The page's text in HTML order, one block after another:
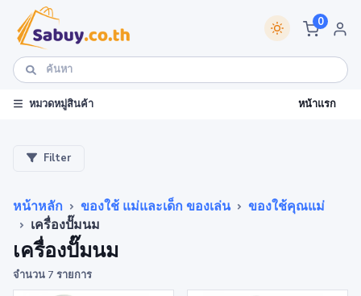
0
หมวดหมู่สินค้า หน้าแรก
Filter
หน้าหลัก ของใช้ แม่และเด็ก ของเล่น
ของใช้คุณแม่
เครื่องปั๊มนม
เครื่องปั๊มนม
จำนวน 7 รายการ